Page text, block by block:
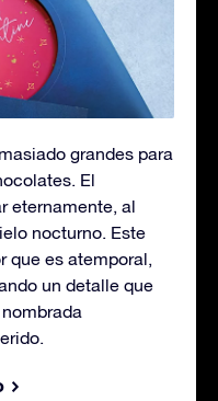
grandes para
El
eternamente, al
nocturno. Este
que es atemporal,
un detalle que